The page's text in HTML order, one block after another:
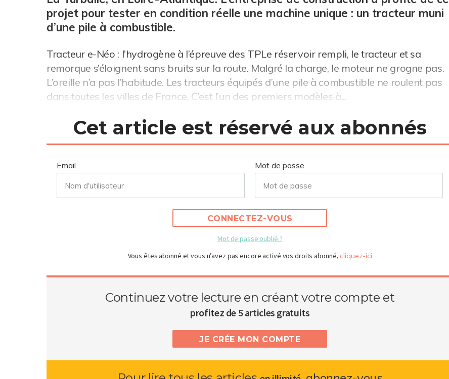
projet pour tester en condition réelle une machine unique : un tracteur muni
d’une pile à combustible.
Tracteur e-Néo : l’hydrogène à l’épreuve des TPLe réservoir rempli, le tracteur et sa
remorque s’éloignent sans bruits sur la route. Malgré la charge, le moteur ne grogne pas.
L’oreille n’a pas l’habitude. Les tracteurs équipés d’une pile à combustible ne roulent pas
dans toutes les villes de France. C’est l’un des premiers modèles à...
Cet article est réservé aux abonnés
Email Mot de passe
CONNECTEZ-VOUS
Mot de passe oublié ?
Vous êtes abonné et vous n’avez pas encore activé vos droits abonné, cliquez-ici
Continuez votre lecture en créant votre compte et
profitez de 5 articles gratuits
JE CRÉE MON COMPTE